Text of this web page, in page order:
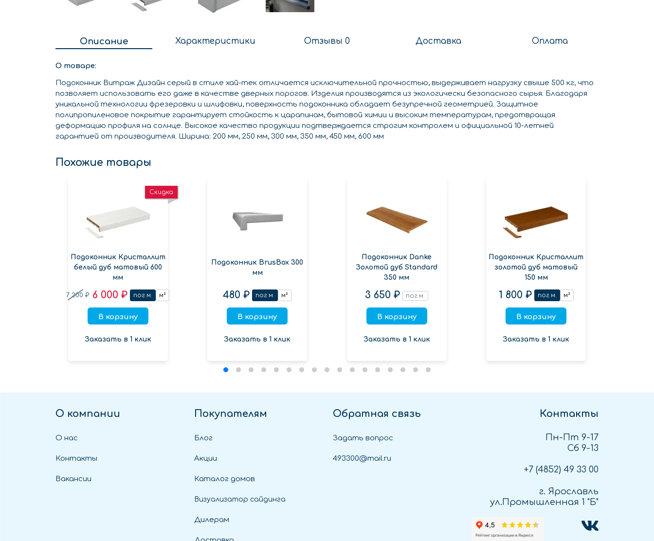
Описание Характеристики Отзывы 0 Доставка Оплата
О товаре:
Подоконник Витраж Дизайн серый в стиле хай-тек отличается исключительной прочностью, выдерживает нагрузку свыше 500 кг, что
позволяет использовать его даже в качестве дверных порогов. Изделия производятся из экологически безопасного сырья. Благодаря
уникальной технологии фрезеровки и шлифовки, поверхность подоконника обладает безупречной геометрией. Защитное
полипропиленовое покрытие гарантирует стойкость к царапинам, бытовой химии и высоким температурам, предотвращая
деформацию профиля на солнце. Высокое качество продукции подтверждается строгим контролем и официальной 10-летней
гарантией от производителя. Ширина: 200 мм, 250 мм, 300 мм, 350 мм, 450 мм, 600 мм
Похожие товары
Подоконник Кристаллит
белый дуб матовый 600
мм
7 200 ₽ 6 000 ₽ пог.м. м²
Скидка
В корзину
Заказать в 1 клик
Подоконник BrusBox 300
мм
480 ₽ пог.м. м²
В корзину
Заказать в 1 клик
Подоконник Danke
Золотой дуб Standard
350 мм
3 650 ₽ пог.м.
В корзину
Заказать в 1 клик
Подоконник Кристаллит
золотой дуб матовый
150 мм
1 800 ₽ пог.м. м²
В корзину
Заказать в 1 клик
О компании
О нас
Контакты
Вакансии
Покупателям
Блог
Акции
Каталог домов
Визуализатор сайдинга
Дилерам
Обратная связь
Задать вопрос
493300@mail.ru
Контакты
Пн-Пт 9-17
Сб 9-13
+7 (4852) 49 33 00
г. Ярославль
ул.Промышленная 1 "Б"